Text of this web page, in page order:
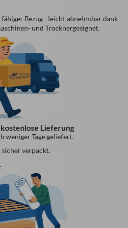
Bezug - leicht abnehmbar dank
und Trocknergeeignet.
Lieferung
weniger Tage geliefert.
verpackt.